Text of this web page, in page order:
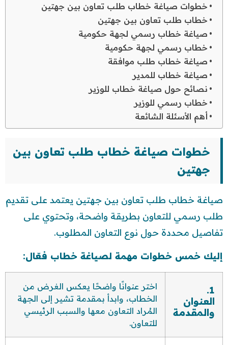
خطوات صياغة خطاب طلب تعاون بين جهتين
خطاب طلب تعاون بين جهتين
صياغة خطاب رسمي لجهة حكومية
خطاب رسمي لجهة حكومية
صياغة خطاب طلب موافقة
صياغة خطاب للمدير
نصائح حول صياغة خطاب للوزير
خطاب رسمي للوزير
أهم الأسئلة الشائعة
خطوات صياغة خطاب طلب تعاون بين
جهتين
صياغة خطاب طلب تعاون بين جهتين يعتمد على تقديم
طلب رسمي للتعاون بطريقة واضحة، وتحتوي على
تفاصيل محددة حول نوع التعاون المطلوب.
إليك خمس خطوات مهمة لصياغة خطاب فعّال:
1.
العنوان
والمقدمة
اختر عنوانًا واضحًا يعكس الغرض من
الخطاب، وابدأ بمقدمة تشير إلى الجهة
المُراد التعاون معها والسبب الرئيسي
للتعاون.